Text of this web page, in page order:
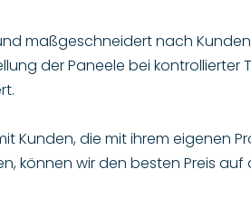
maßgeschneidert nach
der Paneele bei kontrollierter
Kunden, die mit ihrem eigenen
können wir den besten Preis auf